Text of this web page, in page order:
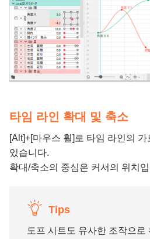
타임 라인 확대 및 축소
[Alt]+[마우스 휠]로 타임 라인의
있습니다.
확대/축소의 중심은 커서의 위치
Tips
도프 시트도 유사한 조작으로